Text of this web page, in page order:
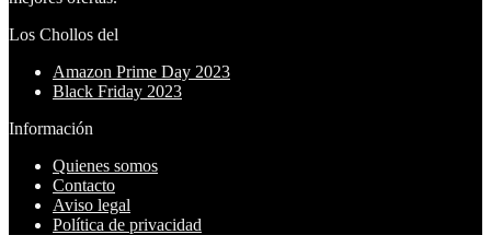
Los Chollos del
Amazon Prime Day 2023
Black Friday 2023
Información
Quienes somos
Contacto
Aviso legal
Política de privacidad